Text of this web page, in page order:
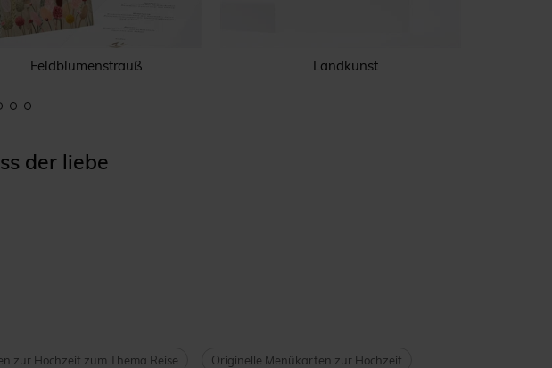
Feldblumenstrauß Landkunst
der liebe
zur Hochzeit zum Thema Reise Originelle Menükarten zur Hochzeit